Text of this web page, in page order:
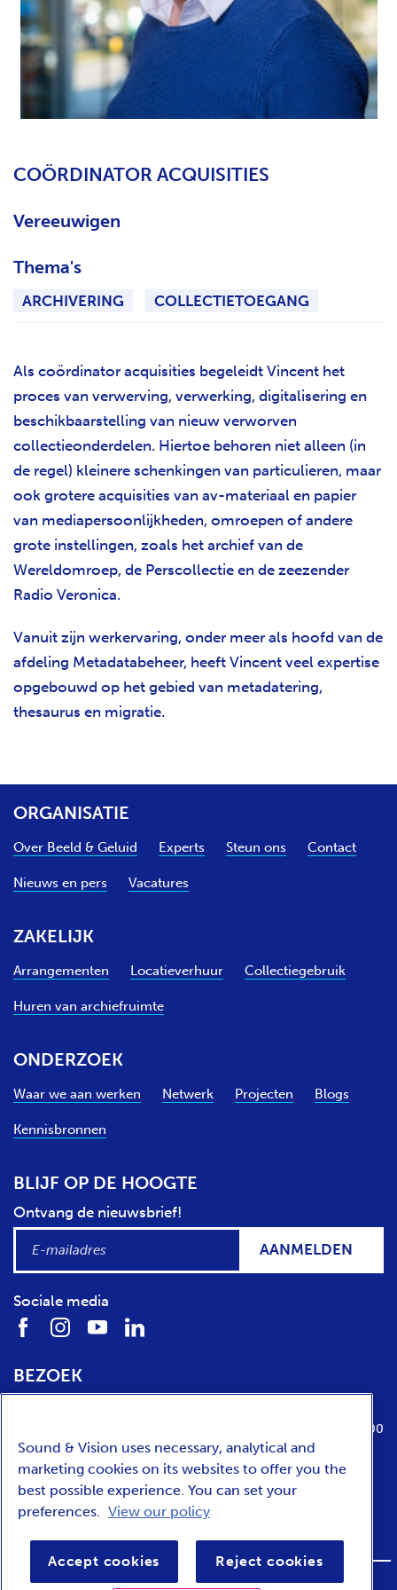
H
T
COÖRDINATOR ACQUISITIES
Vereeuwigen
Thema's
ARCHIVERING COLLECTIETOEGANG
Als coördinator acquisities begeleidt Vincent het
proces van verwerving, verwerking, digitalisering en
beschikbaarstelling van nieuw verworven
collectieonderdelen. Hiertoe behoren niet alleen (in
de regel) kleinere schenkingen van particulieren, maar
ook grotere acquisities van av-materiaal en papier
van mediapersoonlijkheden, omroepen of andere
grote instellingen, zoals het archief van de
Wereldomroep, de Perscollectie en de zeezender
Radio Veronica.
Vanuit zijn werkervaring, onder meer als hoofd van de
afdeling Metadatabeheer, heeft Vincent veel expertise
opgebouwd op het gebied van metadatering,
thesaurus en migratie.
ORGANISATIE
Over Beeld & Geluid Experts Steun ons Contact
Nieuws en pers Vacatures
ZAKELIJK
Arrangementen Locatieverhuur Collectiegebruik
Huren van archiefruimte
ONDERZOEK
Waar we aan werken Netwerk Projecten Blogs
Kennisbronnen
BLIJF OP DE HOOGTE
Ontvang de nieuwsbrief!
AANMELDEN
Sociale media
BEZOEK
1217 WE Hilversum
dinsdag t/m zondag van 10:00 tot 17:00
ENGLISH
Privacy Toegankelijkheid Voorwaarden
Sound & Vision uses necessary, analytical and
marketing cookies on its websites to offer you the
best possible experience. You can set your
preferences. View our policy
Accept cookies Reject cookies